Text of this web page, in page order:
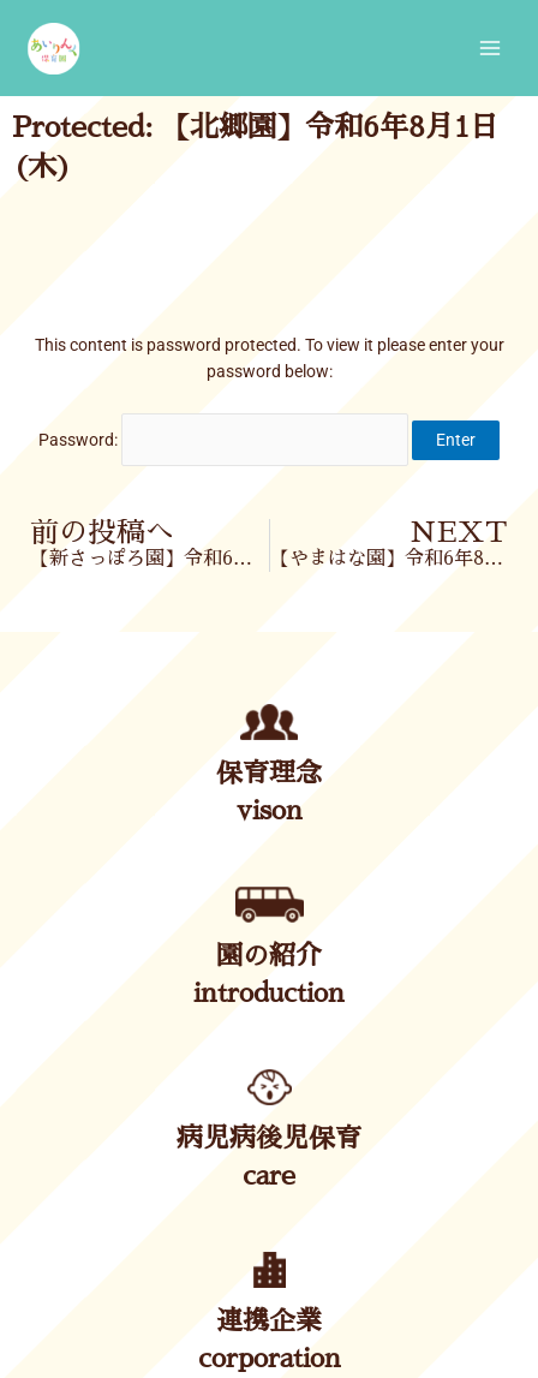
content
Protected: 【北郷園】令和6年8月1日
(木)
This content is password protected. To view it please enter your
password below:
Password:
Prev
前の投稿へ
【新さっぽろ園】令和6年8月1日(木)
NEXT
【やまはな園】令和6年8月1日(木)
保育理念
vison
園の紹介
introduction
病児病後児保育
care
連携企業
corporation